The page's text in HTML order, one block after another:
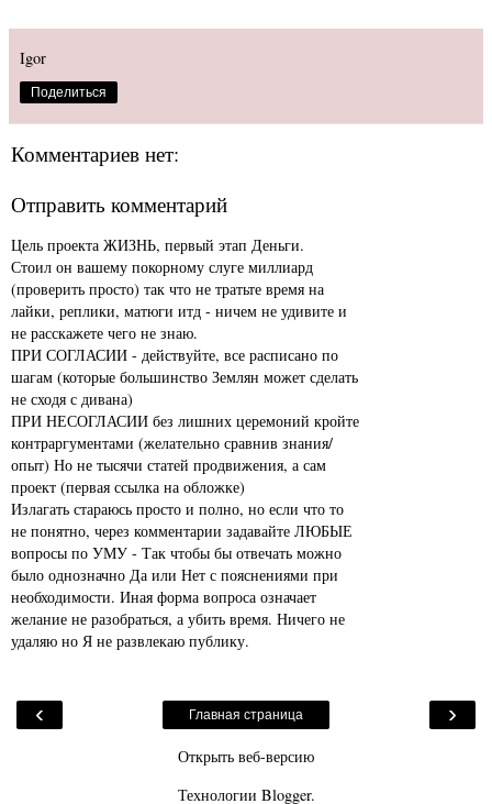
Igor
Поделиться
Комментариев нет:
Отправить комментарий
Цель проекта ЖИЗНЬ, первый этап Деньги.
Стоил он вашему покорному слуге миллиард
(проверить просто) так что не тратьте время на
лайки, реплики, матюги итд - ничем не удивите и
не расскажете чего не знаю.
ПРИ СОГЛАСИИ - действуйте, все расписано по
шагам (которые большинство Землян может сделать
не сходя с дивана)
ПРИ НЕСОГЛАСИИ без лишних церемоний кройте
контраргументами (желательно сравнив знания/
опыт) Но не тысячи статей продвижения, а сам
проект (первая ссылка на обложке)
Излагать стараюсь просто и полно, но если что то
не понятно, через комментарии задавайте ЛЮБЫЕ
вопросы по УМУ - Так чтобы бы отвечать можно
было однозначно Да или Нет с пояснениями при
необходимости. Иная форма вопроса означает
желание не разобраться, а убить время. Ничего не
удаляю но Я не развлекаю публику.
‹ ›
Главная страница
Открыть веб-версию
Технологии Blogger.